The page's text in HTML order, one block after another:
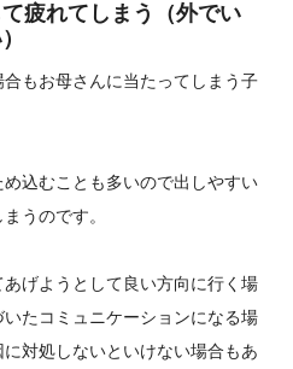
疲れてしまう（外でい
もお母さんに当たってしまう子
込むことも多いので出しやすい
うのです。
げようとして良い方向に行く場
たコミュニケーションになる場
対処しないといけない場合もあ